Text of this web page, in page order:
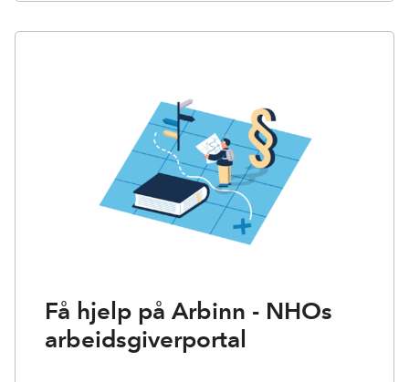
Få hjelp på Arbinn - NHOs
arbeidsgiverportal